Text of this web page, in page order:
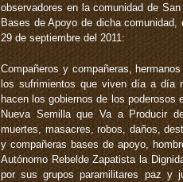
observadores en la comunidad de
Bases de Apoyo de dicha
29 de septiembre del 2011:
Compañeros y compañeras,
los sufrimientos que viven día a día
hacen los gobiernos de los
Nueva Semilla que Va a Producir
muertes, masacres, robos, daños,
y compañeras bases de apoyo,
Autónomo Rebelde Zapatista la
por sus grupos paramilitares paz y